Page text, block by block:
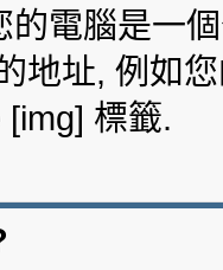
的電腦是一
地址, 例如
標籤.